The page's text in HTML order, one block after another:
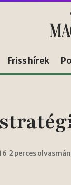
Friss hírek
2 perces